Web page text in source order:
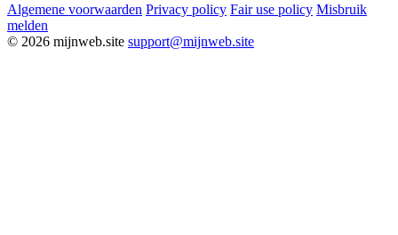
Algemene voorwaarden Privacy policy Fair use policy Misbruik
melden
© 2026 mijnweb.site support@mijnweb.site